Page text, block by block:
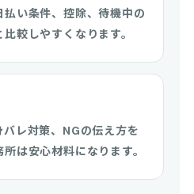
い条件、控除、待機中の
較しやすくなります。
レ対策、NGの伝え方を
は安心材料になります。